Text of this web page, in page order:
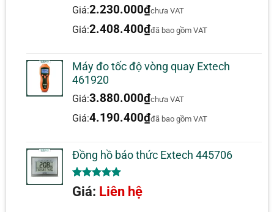
5.00trên 5
dựa trên
1
đánh giá
Giá:2.230.000₫chưa VAT
Giá:2.408.400₫đã bao gồm VAT
Máy đo tốc độ vòng quay Extech
461920
Giá:3.880.000₫chưa VAT
Giá:4.190.400₫đã bao gồm VAT
Đồng hồ báo thức Extech 445706
5.00trên 5
dựa trên
1
Giá: Liên hệ